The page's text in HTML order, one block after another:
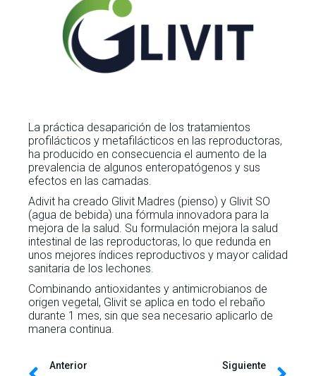
La práctica desaparición de los tratamientos
profilácticos y metafilácticos en las reproductoras,
ha producido en consecuencia el aumento de la
prevalencia de algunos enteropatógenos y sus
efectos en las camadas.
Adivit ha creado Glivit Madres (pienso) y Glivit SO
(agua de bebida) una fórmula innovadora para la
mejora de la salud. Su formulación mejora la salud
intestinal de las reproductoras, lo que redunda en
unos mejores índices reproductivos y mayor calidad
sanitaria de los lechones.
Combinando antioxidantes y antimicrobianos de
origen vegetal, Glivit se aplica en todo el rebaño
durante 1 mes, sin que sea necesario aplicarlo de
manera continua.
Anterior
Siguiente